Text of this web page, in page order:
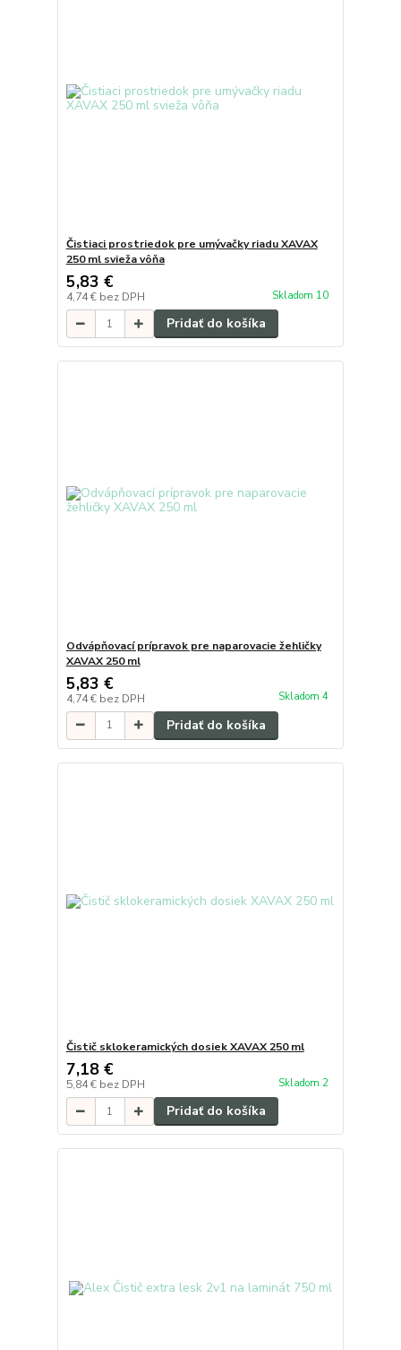
Čistiaci prostriedok pre umývačky riadu XAVAX
250 ml svieža vôňa
5,83 €
4,74 € bez DPH Skladom 10
Pridať do košíka
Odvápňovací prípravok pre naparovacie žehličky
XAVAX 250 ml
5,83 €
4,74 € bez DPH Skladom 4
Pridať do košíka
Čistič sklokeramických dosiek XAVAX 250 ml
7,18 €
5,84 € bez DPH Skladom 2
Pridať do košíka